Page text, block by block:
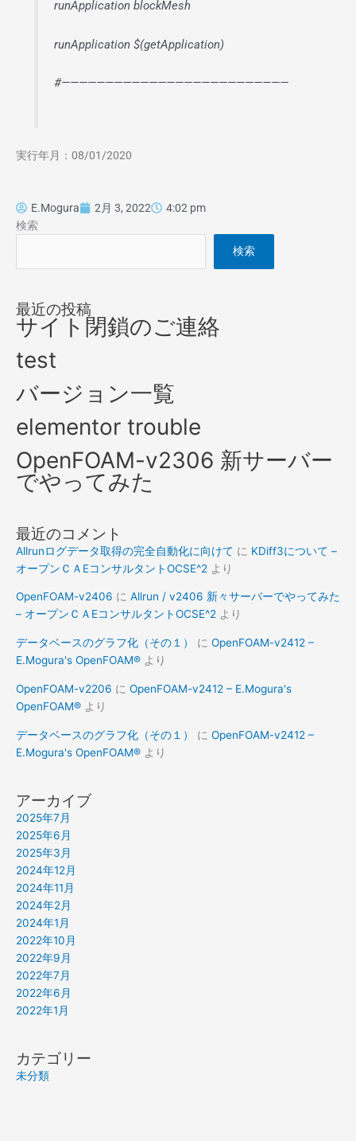
runApplication blockMesh
runApplication $(getApplication)
#——————————————————————————
実行年月：08/01/2020
E.Mogura 2月 3, 2022
4:02 pm
検索
検索
最近の投稿
サイト閉鎖のご連絡
test
バージョン一覧
elementor trouble
OpenFOAM-v2306 新サーバー
でやってみた
最近のコメント
Allrunログデータ取得の完全自動化に向けて に KDiff3について –
オープンＣＡEコンサルタントOCSE^2 より
OpenFOAM-v2406 に Allrun / v2406 新々サーバーでやってみた
– オープンＣＡEコンサルタントOCSE^2 より
データベースのグラフ化（その１） に OpenFOAM-v2412 –
E.Mogura's OpenFOAM® より
OpenFOAM-v2206 に OpenFOAM-v2412 – E.Mogura's
OpenFOAM® より
データベースのグラフ化（その１） に OpenFOAM-v2412 –
E.Mogura's OpenFOAM® より
アーカイブ
2025年7月
2025年6月
2025年3月
2024年12月
2024年11月
2024年2月
2024年1月
2022年10月
2022年9月
2022年7月
2022年6月
2022年1月
カテゴリー
未分類